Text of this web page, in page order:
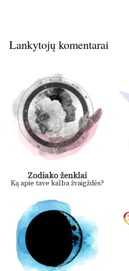
Lankytojų komentarai
Zodiako ženklai
Ką apie tave kalba žvaigždės?